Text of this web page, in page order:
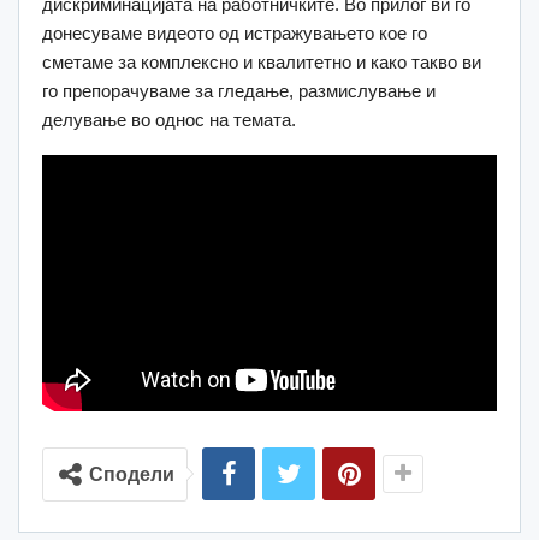
дискриминацијата на работничките. Во прилог ви го
донесуваме видеото од истражувањето кое го
сметаме за комплексно и квалитетно и како такво ви
го препорачуваме за гледање, размислување и
делување во однос на темата.
Сподели